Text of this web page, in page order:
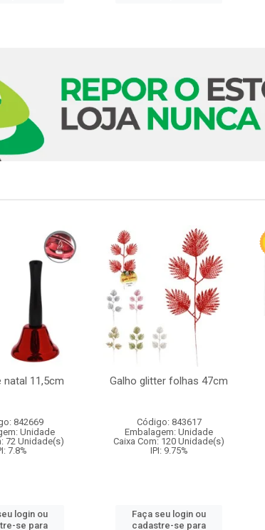
natal 11,5cm
842669
Unidade
72 Unidade(s)
7.8%
login ou
se para
Galho glitter folhas 47cm
Código: 843617
Embalagem: Unidade
Caixa Com: 120 Unidade(s)
IPI: 9.75%
Faça seu login ou
cadastre-se para